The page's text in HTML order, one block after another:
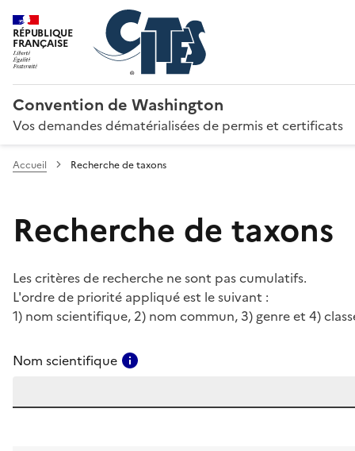
RÉPUBLIQUE
FRANÇAISE
Convention de Washington
Vos demandes dématérialisées de permis et certificats
Accueil Recherche de taxons
Recherche de taxons
Les critères de recherche ne sont pas cumulatifs.
L'ordre de priorité appliqué est le suivant :
1) nom scientifique, 2) nom commun, 3) genre et 4)
Nom scientifique